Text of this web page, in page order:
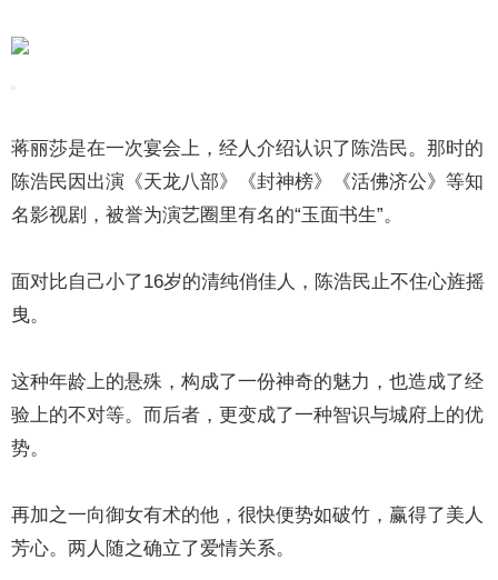
蒋丽莎是在一次宴会上，经人介绍认识了陈浩民。那时的
陈浩民因出演《天龙八部》《封神榜》《活佛济公》等知
名影视剧，被誉为演艺圈里有名的“玉面书生”。
面对比自己小了16岁的清纯俏佳人，陈浩民止不住心旌摇
曳。
这种年龄上的悬殊，构成了一份神奇的魅力，也造成了经
验上的不对等。而后者，更变成了一种智识与城府上的优
势。
再加之一向御女有术的他，很快便势如破竹，赢得了美人
芳心。两人随之确立了爱情关系。